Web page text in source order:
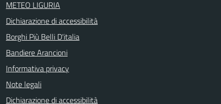
METEO LIGURIA
Dichiarazione di accessibilità
Borghi Più Belli D'italia
Bandiere Arancioni
Informativa privacy
Note legali
Dichiarazione di accessibilità